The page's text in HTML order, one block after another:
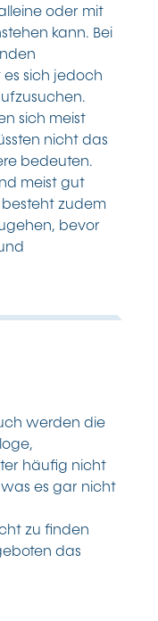
oder mit
kann. Bei
sich jedoch
sich meist
nicht das
bedeuten.
meist gut
zudem
bevor
werden die
häufig nicht
es gar nicht
zu finden
das